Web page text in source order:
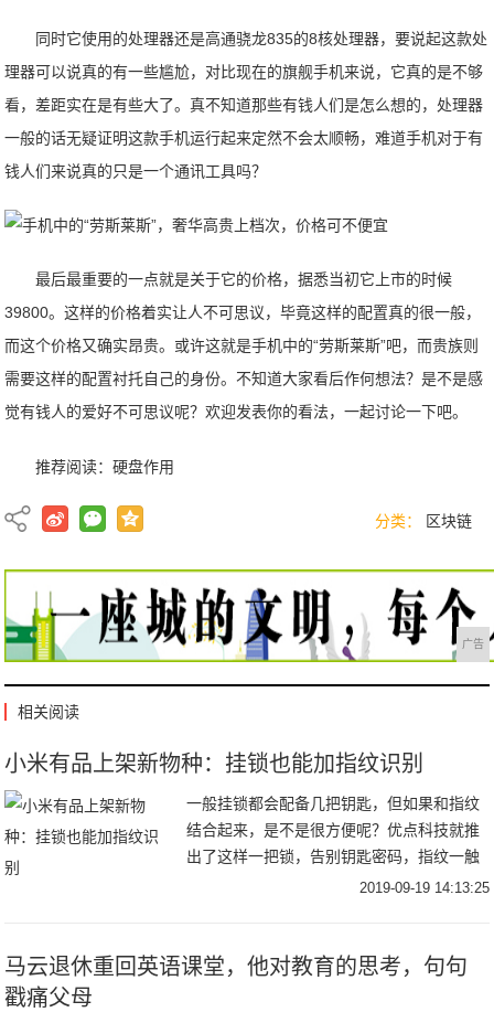
同时它使用的处理器还是高通骁龙835的8核处理器，要说起这款处
理器可以说真的有一些尴尬，对比现在的旗舰手机来说，它真的是不够
看，差距实在是有些大了。真不知道那些有钱人们是怎么想的，处理器
一般的话无疑证明这款手机运行起来定然不会太顺畅，难道手机对于有
钱人们来说真的只是一个通讯工具吗？
最后最重要的一点就是关于它的价格，据悉当初它上市的时候
39800。这样的价格着实让人不可思议，毕竟这样的配置真的很一般，
而这个价格又确实昂贵。或许这就是手机中的“劳斯莱斯”吧，而贵族则
需要这样的配置衬托自己的身份。不知道大家看后作何想法？是不是感
觉有钱人的爱好不可思议呢？欢迎发表你的看法，一起讨论一下吧。
推荐阅读：硬盘作用
分类： 区块链
广告
相关阅读
小米有品上架新物种：挂锁也能加指纹识别
一般挂锁都会配备几把钥匙，但如果和指纹
结合起来，是不是很方便呢？优点科技就推
出了这样一把锁，告别钥匙密码，指纹一触
即开，售价109元，目前已在小米有品开
2019-09-19 14:13:25
马云退休重回英语课堂，他对教育的思考，句句
戳痛父母